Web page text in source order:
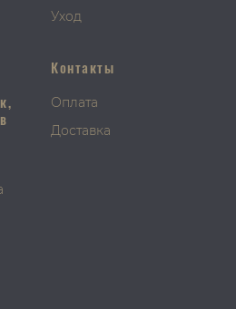
Уход
Контакты
Оплата
Доставка